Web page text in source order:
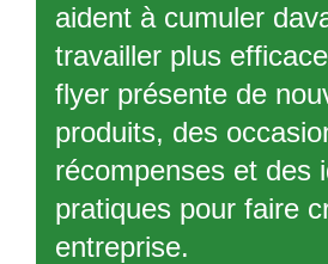
aident à cumuler
travailler plus
flyer présente de
produits, des
récompenses et des
pratiques pour faire
entreprise.